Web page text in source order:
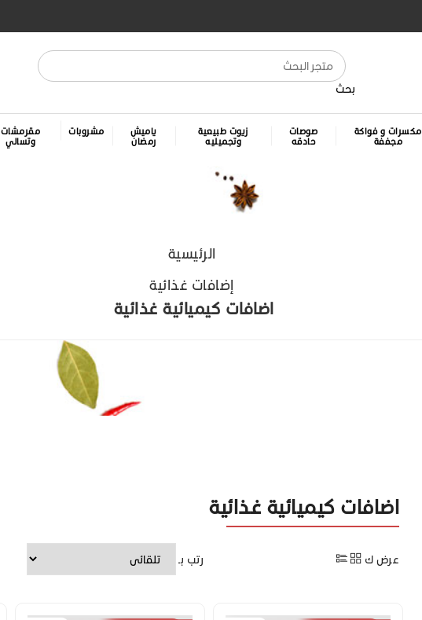
بحث
مكسرات و فواكة
مجففة
صوصات
حادقه
زيوت طبيعية
وتجميليه
ياميش
رمضان
مشروبات
مقرمشات
وتسالي
الرئيسية
إضافات غذائية
اضافات كيميائية غذائية
اضافات كيميائية غذائية
عرض ك رتب بـ